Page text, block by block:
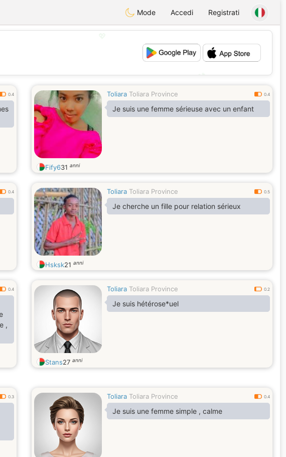
Mode Accedi Registrati
0.4 Toliara Toliara Province 0.4
Je suis une femme sérieuse avec un enfant
Fify631 anni
0.4 Toliara Toliara Province 0.5
Je cherche un fille pour relation sérieux
Hsksk21 anni
0.4
,
Toliara Toliara Province 0.2
Je suis hétérose*uel
Stans27 anni
0.3 Toliara Toliara Province 0.4
Je suis une femme simple , calme